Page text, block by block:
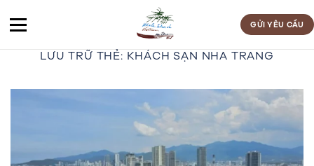
qua
GỬI YÊU CẦU
LƯU TRỮ THẺ: KHÁCH SẠN NHA TRANG